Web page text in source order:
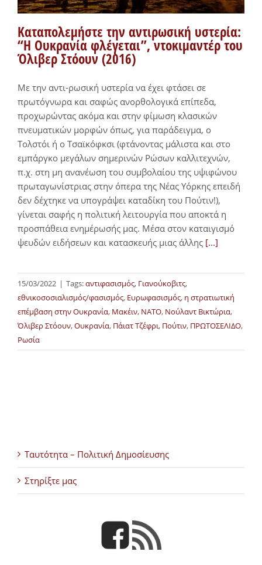
Καταπολεμήστε την αντιρωσική υστερία:
“Η Ουκρανία φλέγεται”, ντοκιμαντέρ του
Όλιβερ Στόουν (2016)
Με την αντι-ρωσική υστερία να έχει φτάσει σε
πρωτόγνωρα και σαφώς ανορθολογικά επίπεδα,
προχωρώντας ακόμα και στην φίμωση κλασικών
πνευματικών μορφών όπως, για παράδειγμα, ο
Τολστόι ή ο Τσαϊκόφκσι (φτάνοντας μάλιστα και στο
εμπάργκο μεγάλων σημερινών Ρώσων καλλιτεχνών,
π.χ. στη μη ανανέωση του συμβολαίου της υψιφώνου
πρωταγωνίστριας στην όπερα της Νέας Υόρκης επειδή
δεν δέχτηκε να υπογράψει καταδίκη του Πούτιν!),
γίνεται σαφής η πολιτική λειτουργία που αποκτά η
προσπάθεια ενημέρωσής μας. Μέσα στον καταιγισμό
ψευδών ειδήσεων και κατασκευής μιας άλλης [...]
15/03/2022 | Tags:αντιφασισμός, Γιανούκοβιτς,
εθνικοσοσιαλισμός/φασισμός, Ευρωφασισμός, η στρατιωτική
επέμβαση στην Ουκρανία, Μακέιν, ΝΑΤΟ, Νούλαντ Βικτώρια,
Όλιβερ Στόουν,Ουκρανία, Πάιατ Τζέφρι, Πούτιν, ΠΡΩΤΟΣΕΛΙΔΟ,
Ρωσία
Ταυτότητα – Πολιτική Δημοσίευσης
Στηρίξτε μας